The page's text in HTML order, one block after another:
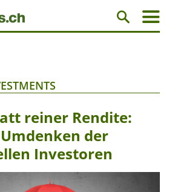
reiner Rendite:
der
Investoren